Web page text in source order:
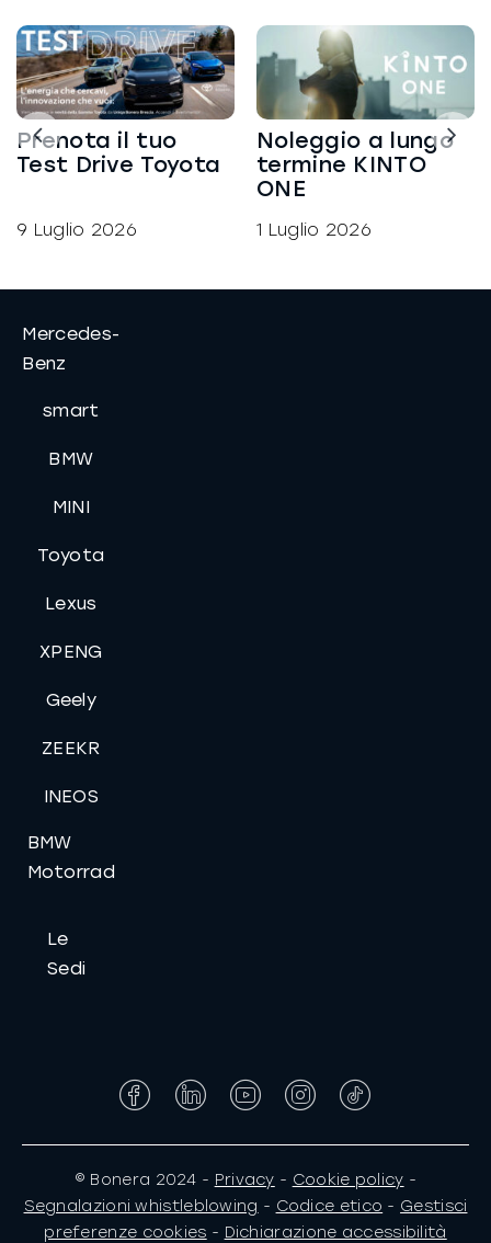
Prenota il tuo
Test Drive Toyota
9 Luglio 2026
Noleggio a lungo
termine KINTO
ONE
1 Luglio 2026
Mercedes-
Benz
smart
BMW
MINI
Toyota
Lexus
XPENG
Geely
ZEEKR
INEOS
BMW
Motorrad
Le
Sedi
© Bonera 2024 - Privacy - Cookie policy -
Segnalazioni whistleblowing - Codice etico - Gestisci
preferenze cookies - Dichiarazione accessibilità
Facebook
LinkedInYouTubeInstagram